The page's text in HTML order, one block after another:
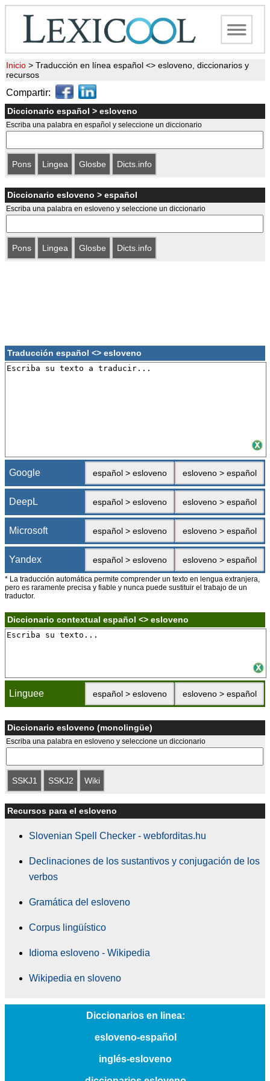
Inicio > Traducción en línea español <> esloveno, diccionarios y
recursos
Compartir:
Diccionario español > esloveno
Escriba una palabra en español y seleccione un diccionario
Pons Lingea Glosbe Dicts.info
Diccionario esloveno > español
Escriba una palabra en esloveno y seleccione un diccionario
Pons Lingea Glosbe Dicts.info
Traducción español <> esloveno
Google español > esloveno esloveno > español
DeepL español > esloveno esloveno > español
Microsoft español > esloveno esloveno > español
Yandex español > esloveno esloveno > español
* La traducción automática permite comprender un texto en lengua extranjera,
pero es raramente precisa y fiable y nunca puede sustituir el trabajo de un
traductor.
Diccionario contextual español <> esloveno
Linguee español > esloveno esloveno > español
Diccionario esloveno (monolingüe)
Escriba una palabra en esloveno y seleccione un diccionario
SSKJ1 SSKJ2 Wiki
Recursos para el esloveno
Slovenian Spell Checker - webforditas.hu
Declinaciones de los sustantivos y conjugación de los
verbos
Gramática del esloveno
Corpus lingüístico
Idioma esloveno - Wikipedia
Wikipedia en sloveno
Diccionarios en linea:
esloveno-español
inglés-esloveno